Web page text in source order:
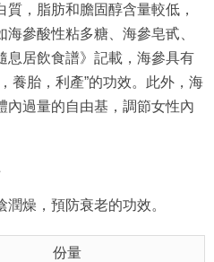
，脂肪和膽固醇含量較低，
參酸性粘多糖、海參皂甙、
息居飲食譜》記載，海參具有
養胎，利產”的功效。此外，海
內過量的自由基，調節女性內
燥，預防衰老的功效。
份量